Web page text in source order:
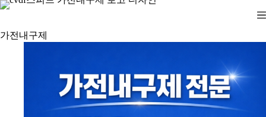
본
으
로
가전내구제